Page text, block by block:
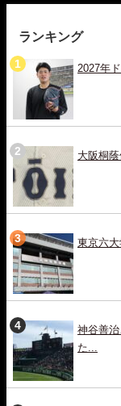
ランキング
2027年
大阪桐
東京六
神谷善
た...